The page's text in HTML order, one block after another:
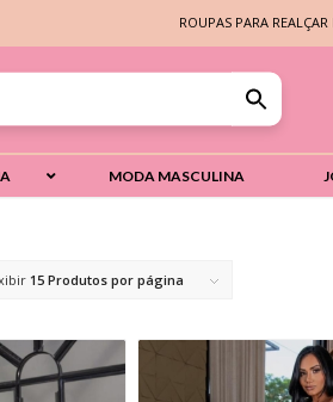
ROUPAS PARA
MODA MASCULINA
15 Produtos por página